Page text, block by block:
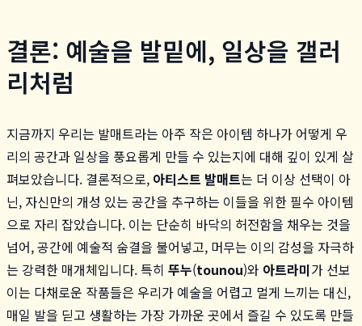
결론: 예술을 발밑에, 일상을 갤러
리처럼
지금까지 우리는 발매트라는 아주 작은 아이템 하나가 어떻게 우
리의 공간과 일상을 풍요롭게 만들 수 있는지에 대해 깊이 있게 살
펴보았습니다. 결론적으로, 아티스트 발매트는 더 이상 선택이 아
닌, 자신만의 개성 있는 공간을 추구하는 이들을 위한 필수 아이템
으로 자리 잡았습니다. 이는 단순히 바닥의 허전함을 채우는 것을
넘어, 공간에 예술적 숨결을 불어넣고, 머무는 이의 감성을 자극하
는 강력한 매개체입니다. 특히 뚜누(tounou)와 아트라미가 선보
이는 다채로운 작품들은 우리가 예술을 어렵고 멀게 느끼는 대신,
매일 발을 딛고 생활하는 가장 가까운 곳에서 즐길 수 있도록 만들